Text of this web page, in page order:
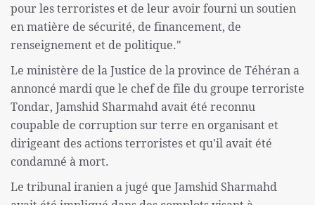
pour les terroristes et de leur avoir fourni un soutien
en matière de sécurité, de financement, de
renseignement et de politique."
Le ministère de la Justice de la province de Téhéran a
annoncé mardi que le chef de file du groupe terroriste
Tondar, Jamshid Sharmahd avait été reconnu
coupable de corruption sur terre en organisant et
dirigeant des actions terroristes et qu'il avait été
condamné à mort.
Le tribunal iranien a jugé que Jamshid Sharmahd